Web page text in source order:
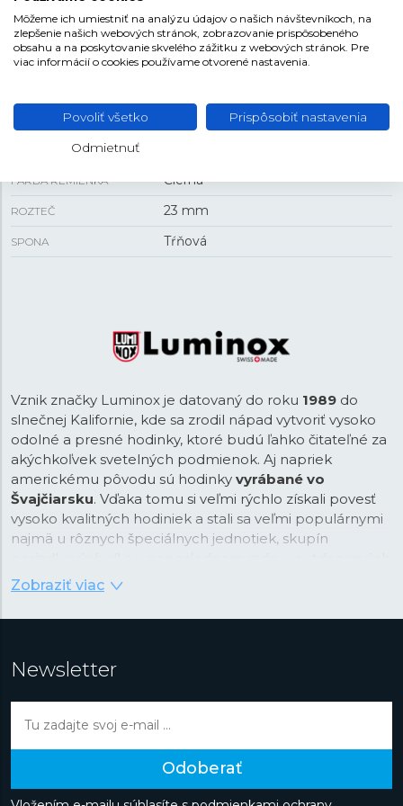
PUZDRO 43 mm
HRÚBKA 13 mm
REMIENOK
MATERIÁL REMIENKA
FARBA REMIENKA Čierna
ROZTEČ 23 mm
SPONA Tŕňová
Vznik značky Luminox je datovaný do roku 1989 do
slnečnej Kalifornie, kde sa zrodil nápad vytvoriť vysoko
odolné a presné hodinky, ktoré budú ľahko čitateľné za
akýchkoľvek svetelných podmienok. Aj napriek
americkému pôvodu sú hodinky vyrábané vo
Švajčiarsku. Vďaka tomu si veľmi rýchlo získali povesť
vysoko kvalitných hodiniek a stali sa veľmi populárnymi
najmä u rôznych špeciálnych jednotiek, skupín
nadšencov.
nutnosti nasvecovania. Tieto kapsule plnené plynným
ručičky, indexy a niektoré lunety hodiniek. Vysoké
požiadavky na kvalitu viedli značku k inovácii aj v oblasti
materiálov na výrobu puzdier hodiniek. Niektoré
modely využívajú inovatívny karbonový kompozit
Zobraziť viac
Newsletter
Odoberať
Môžeme ich umiestniť na analýzu údajov o našich návštevníkoch, na
zlepšenie našich webových stránok, zobrazovanie prispôsobeného
obsahu a na poskytovanie skvelého zážitku z webových stránok. Pre
viac informácií o cookies používame otvorené nastavenia.
Povoliť všetko Prispôsobiť nastavenia
Odmietnuť